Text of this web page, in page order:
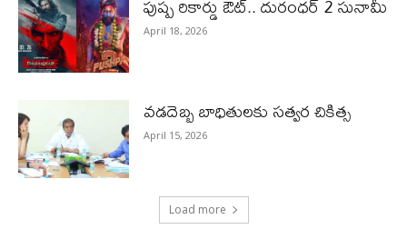
April 18, 2026
వడదెబ్బ బాధితులకు సత్వర చికిత్స
April 15, 2026
Load more